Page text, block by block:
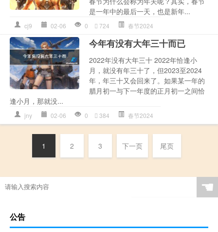
是一年中的最后一天，也是新年...
cj9 02-06 0 724 春节2024
今年有没有大年三十而已
2022年没有大年三十 2022年恰逢小
月，就没有年三十了，但2023至2024
年，年三十又会回来了。如果某一年的
腊月初一与下一年度的正月初一之间恰
逢小月，那就没...
jny 02-06 0 384 春节2024
1 2 3 下一页 尾页
☚
公告